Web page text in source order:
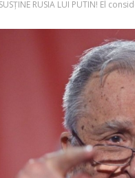
SUSŢINE RUSIA LUI PUTIN! El